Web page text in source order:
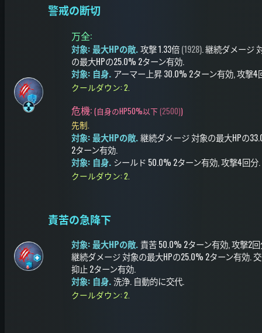
警戒の断切
万全:
対象: 最大HPの敵.攻撃1.33倍(1928).継続ダメージ
の最大HPの25.0% 2ターン有効.
対象: 自身. アーマー上昇30.0% 2ターン有効, 攻撃4
クールダウン: 2.
危機: (自身のHP50%以下 (2500))
先制.
対象: 最大HPの敵.継続ダメージ対象の最大HPの
2ターン有効.
対象: 自身. シールド 50.0% 2ターン有効, 攻撃4回分.
クールダウン: 2.
責苦の急降下
対象: 最大HPの敵.責苦50.0% 2ターン有効, 攻撃2
継続ダメージ対象の最大HPの25.0% 2ターン有効.
抑止 2ターン有効.
対象: 自身.洗浄. 自動的に交代.
クールダウン: 2.